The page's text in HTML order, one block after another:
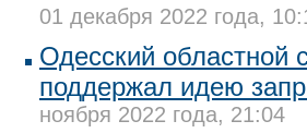
01 декабря 2022 года,
Одесский областной
поддержал идею
ноября 2022 года, 21:04